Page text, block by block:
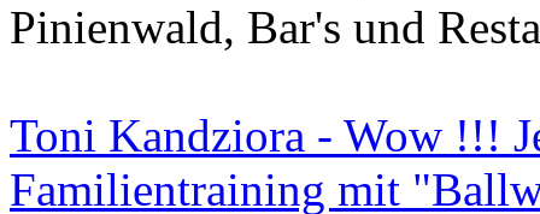
Pinienwald, Bar's und
Toni Kandziora - Wow !!!
Familientraining mit